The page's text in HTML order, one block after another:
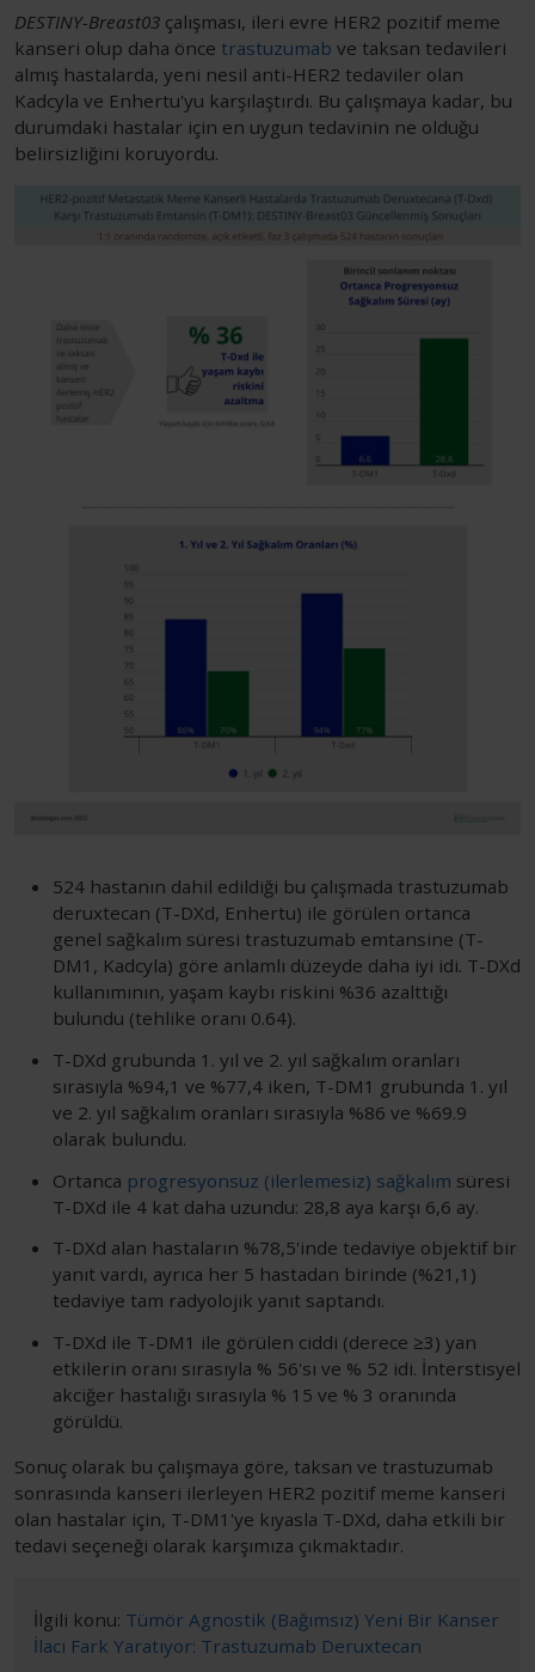
DESTINY-Breast03 çalışması, ileri evre HER2 pozitif meme
kanseri olup daha önce trastuzumab ve taksan tedavileri
almış hastalarda, yeni nesil anti-HER2 tedaviler olan
Kadcyla ve Enhertu'yu karşılaştırdı. Bu çalışmaya kadar, bu
durumdaki hastalar için en uygun tedavinin ne olduğu
belirsizliğini koruyordu.
524 hastanın dahil edildiği bu çalışmada trastuzumab
deruxtecan (T-DXd, Enhertu) ile görülen ortanca
genel sağkalım süresi trastuzumab emtansine (T-
DM1, Kadcyla) göre anlamlı düzeyde daha iyi idi. T-DXd
kullanımının, yaşam kaybı riskini %36 azalttığı
bulundu (tehlike oranı 0.64).
T-DXd grubunda 1. yıl ve 2. yıl sağkalım oranları
sırasıyla %94,1 ve %77,4 iken, T-DM1 grubunda 1. yıl
ve 2. yıl sağkalım oranları sırasıyla %86 ve %69.9
olarak bulundu.
Ortanca progresyonsuz (ilerlemesiz) sağkalım süresi
T-DXd ile 4 kat daha uzundu: 28,8 aya karşı 6,6 ay.
T-DXd alan hastaların %78,5'inde tedaviye objektif bir
yanıt vardı, ayrıca her 5 hastadan birinde (%21,1)
tedaviye tam radyolojik yanıt saptandı.
T-DXd ile T-DM1 ile görülen ciddi (derece ≥3) yan
etkilerin oranı sırasıyla % 56'sı ve % 52 idi. İnterstisyel
akciğer hastalığı sırasıyla % 15 ve % 3 oranında
görüldü.
Sonuç olarak bu çalışmaya göre, taksan ve trastuzumab
sonrasında kanseri ilerleyen HER2 pozitif meme kanseri
olan hastalar için, T-DM1'ye kıyasla T-DXd, daha etkili bir
tedavi seçeneği olarak karşımıza çıkmaktadır.
İlgili konu: Tümör Agnostik (Bağımsız) Yeni Bir Kanser
İlacı Fark Yaratıyor: Trastuzumab Deruxtecan